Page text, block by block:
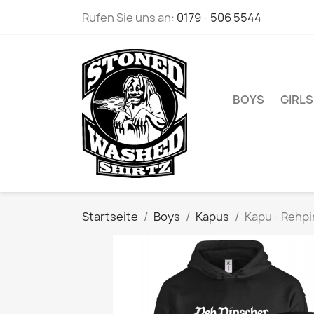
Rufen Sie uns an: 0179 - 506 5544
BOYS GIRLS
Startseite Boys Kapus Kapu -